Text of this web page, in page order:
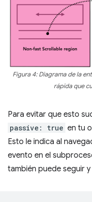
Figura 4: Diagrama de la
rápida que
Para evitar que esto
passive: true en tu
Esto le indica al
evento en el
también puede seguir